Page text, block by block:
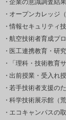
企業の意識調査結果
オープンカレッジ
情報セキュリティ
航空技術者育成プ
医工連携教育・研
「理科・技術教育
出前授業・受入れ
若手技術者支援の
科学技術展示館（
エコキャンパスの